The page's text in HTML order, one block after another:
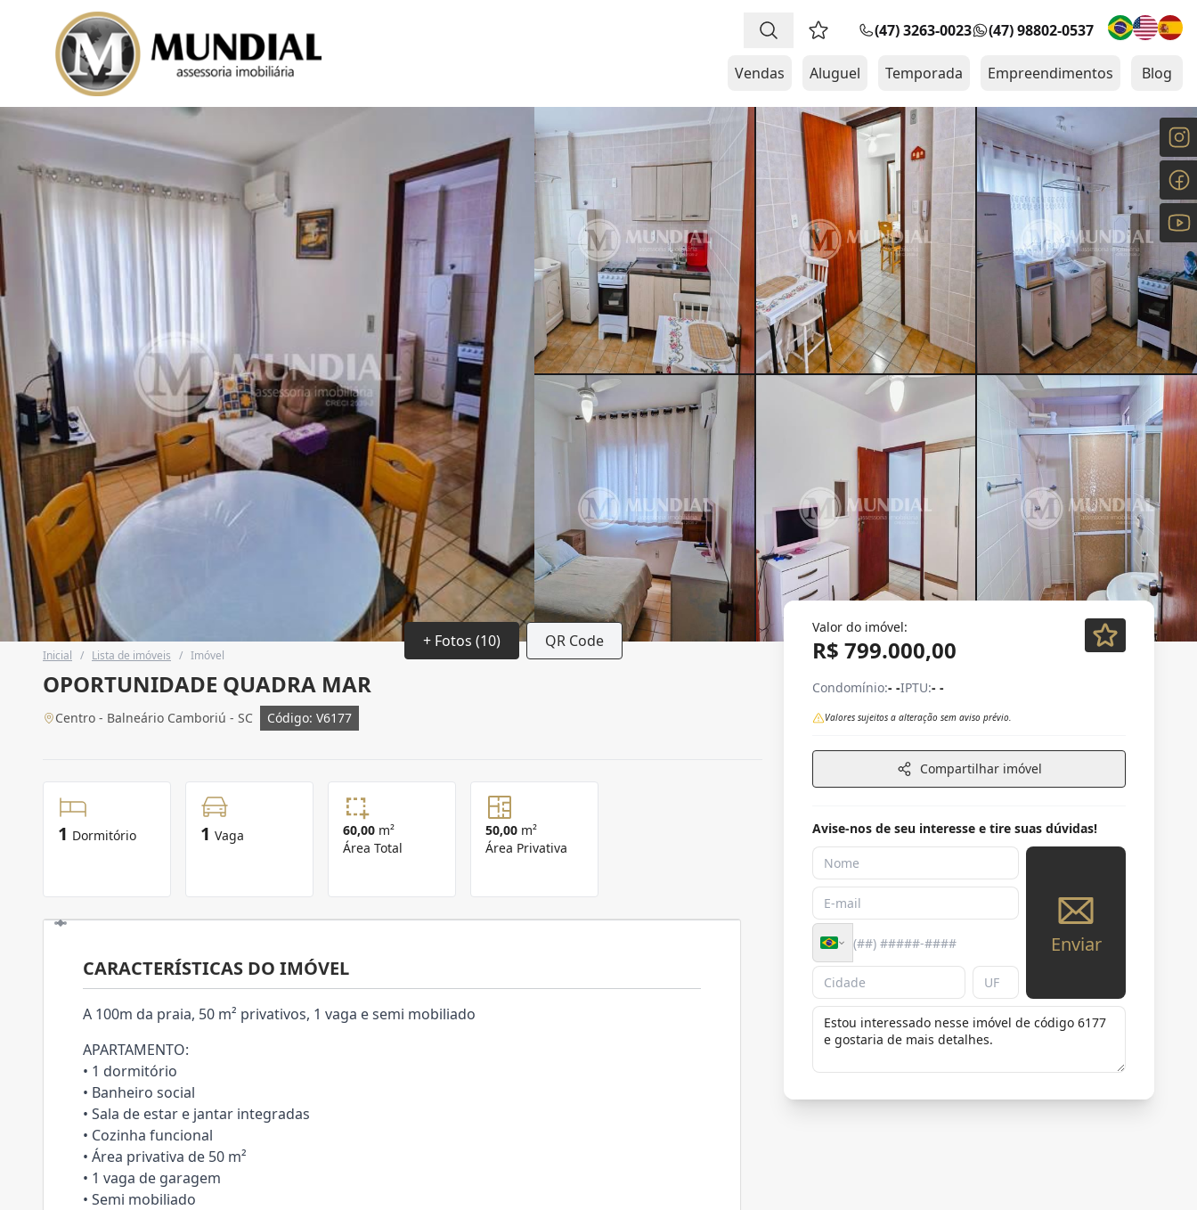
Favoritos (0 itens)
(47) 3263-0023 (47) 98802-0537
Vendas Aluguel Temporada Empreendimentos Blog
+ Fotos (10) QR Code
Inicial / Lista de imóveis / Imóvel
OPORTUNIDADE QUADRA MAR
Centro - Balneário Camboriú - SC Código: V6177
1 Dormitório 1 Vaga 60,00 m²
Área Total
50,00 m²
Área Privativa
CARACTERÍSTICAS DO IMÓVEL
A 100m da praia, 50 m² privativos, 1 vaga e semi mobiliado
APARTAMENTO:
• 1 dormitório
• Banheiro social
• Sala de estar e jantar integradas
• Cozinha funcional
• Área privativa de 50 m²
• 1 vaga de garagem
• Semi mobiliado
Valor do imóvel:
R$ 799.000,00
Condomínio:- -IPTU:- -
Valores sujeitos a alteração sem aviso prévio.
Compartilhar imóvel
Avise-nos de seu interesse e tire suas dúvidas!
Enviar